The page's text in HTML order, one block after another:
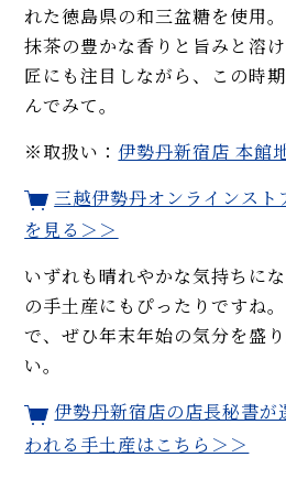
れた徳島県の和三盆糖を使用
抹茶の豊かな香りと旨みと溶
匠にも注目しながら、この時
んでみて。
※取扱い： 伊勢丹新宿店 本館
三越伊勢丹オンラインスト
を見る＞＞
いずれも晴れやかな気持ちに
の手土産にもぴったりですね
で、ぜひ年末年始の気分を盛
い。
伊勢丹新宿店の店長秘書
われる手土産はこちら＞＞